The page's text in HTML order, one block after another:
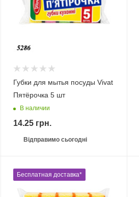
Губки для мытья посуды Vivat
Пятёрочка 5 шт
В наличии
14.25грн.
Відправимо сьогодні
Бесплатная доставка*